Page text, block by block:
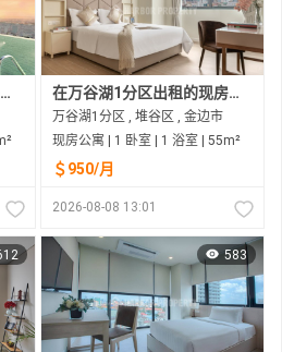
在万谷湖1分区出租的现房公寓 在万谷湖1分区出租的现房公寓
万谷湖1分区 , 堆谷区 , 金边市
现房公寓 | 1 卧室 | 1 浴室 | 55m²
＄950/月
2026-08-08 13:01
583